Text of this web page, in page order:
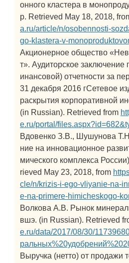
онного кластера в
р. Retrieved May 18, 2018,
a.ru/article/n/osobennosti-
go-klastera-v-
Акционерное общество
т». Аудиторское заключение
инансовой) отчетности за
31 декабря 2016 гСетевое
раскрытия корпоративной
(in Russian). Retrieved from
e.ru/portal/
Вдовенко З.В., Шушунова
ние на инновационное
мического комплекса
rieved May 23, 2018, from
cle/n/krizis-i-ego-vliyanie-na-
e-na-primere-himicheskogo-
Волкова А.В. Рынок
вшэ. (in Russian). Retrieved
e.ru/data/2017/08/30/
Выручка (нетто) от продажи